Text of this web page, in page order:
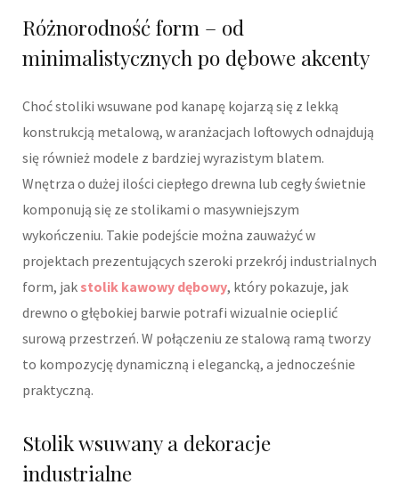
Różnorodność form – od
minimalistycznych po dębowe akcenty
Choć stoliki wsuwane pod kanapę kojarzą się z lekką
konstrukcją metalową, w aranżacjach loftowych odnajdują
się również modele z bardziej wyrazistym blatem.
Wnętrza o dużej ilości ciepłego drewna lub cegły świetnie
komponują się ze stolikami o masywniejszym
wykończeniu. Takie podejście można zauważyć w
projektach prezentujących szeroki przekrój industrialnych
form, jak stolik kawowy dębowy, który pokazuje, jak
drewno o głębokiej barwie potrafi wizualnie ocieplić
surową przestrzeń. W połączeniu ze stalową ramą tworzy
to kompozycję dynamiczną i elegancką, a jednocześnie
praktyczną.
Stolik wsuwany a dekoracje
industrialne